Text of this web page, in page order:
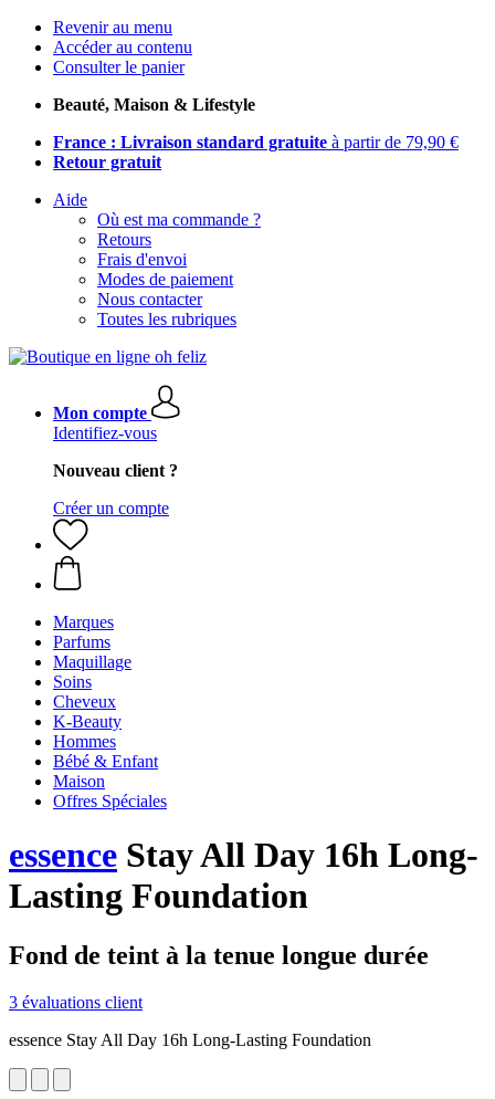
Revenir au menu
Accéder au contenu
Consulter le panier
Beauté, Maison & Lifestyle
France : Livraison standard gratuite à partir de 79,90 €
Retour gratuit
Aide
Où est ma commande ?
Retours
Frais d'envoi
Modes de paiement
Nous contacter
Toutes les rubriques
Mon compte
Identifiez-vous
Nouveau client ?
Créer un compte
Marques
Parfums
Maquillage
Soins
Cheveux
K-Beauty
Hommes
Bébé & Enfant
Maison
Offres Spéciales
essence Stay All Day 16h Long-
Lasting Foundation
Fond de teint à la tenue longue durée
3 évaluations client
essence Stay All Day 16h Long-Lasting Foundation